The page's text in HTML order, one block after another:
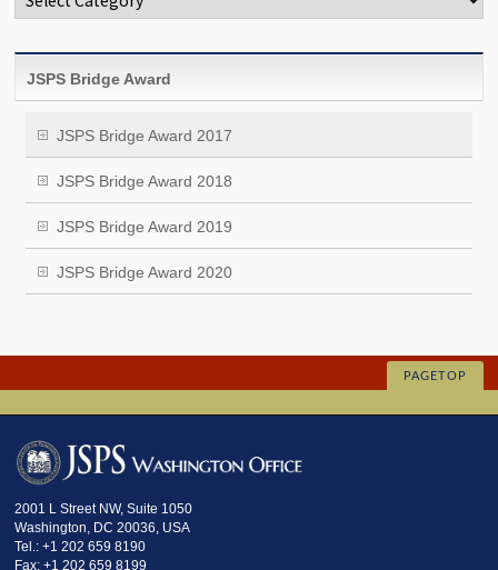
JSPS Bridge Award
JSPS Bridge Award 2017
JSPS Bridge Award 2018
JSPS Bridge Award 2019
JSPS Bridge Award 2020
PAGETOP
2001 L Street NW, Suite 1050
Washington, DC 20036, USA
Tel.: +1 202 659 8190
Fax: +1 202 659 8199